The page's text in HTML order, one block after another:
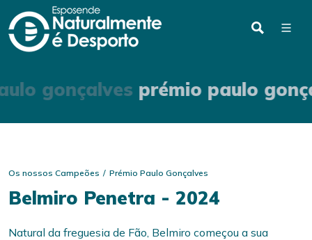
gonçalves prémio paulo
Os nossos Campeões Prémio Paulo Gonçalves
Belmiro Penetra - 2024
Natural da freguesia de Fão, Belmiro começou a sua